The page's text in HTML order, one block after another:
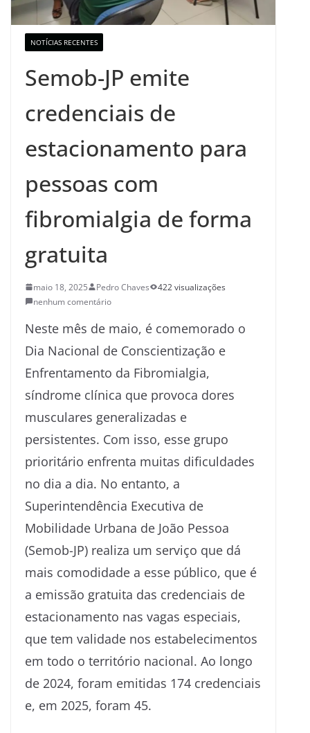
NOTÍCIAS RECENTES
Semob-JP emite
credenciais de
estacionamento para
pessoas com
fibromialgia de forma
gratuita
maio 18, 2025 Pedro Chaves
422 visualizações
nenhum comentário
Neste mês de maio, é comemorado o
Dia Nacional de Conscientização e
Enfrentamento da Fibromialgia,
síndrome clínica que provoca dores
musculares generalizadas e
persistentes. Com isso, esse grupo
prioritário enfrenta muitas dificuldades
no dia a dia. No entanto, a
Superintendência Executiva de
Mobilidade Urbana de João Pessoa
(Semob-JP) realiza um serviço que dá
mais comodidade a esse público, que é
a emissão gratuita das credenciais de
estacionamento nas vagas especiais,
que tem validade nos estabelecimentos
em todo o território nacional. Ao longo
de 2024, foram emitidas 174 credenciais
e, em 2025, foram 45.